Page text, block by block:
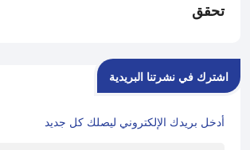
تحقق
اشترك في نشرتنا البريدية
أدخل بريدك الإلكتروني ليصلك كل جديد